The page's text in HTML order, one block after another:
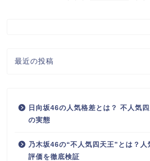
最近の投稿
日向坂46の人気格差とは？ 不人気
の実態
乃木坂46の“不人気四天王”とは？人
評価を徹底検証